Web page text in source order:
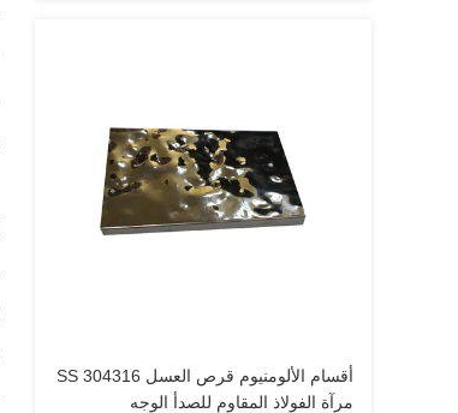
أقسام الألومنيوم قرص العسل SS 304316
مرآة الفولاذ المقاوم للصدأ الوجه